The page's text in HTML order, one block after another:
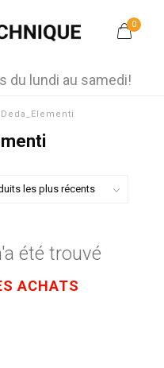
0
du lundi au samedi!
Deda_Elementi
été trouvé
ACHATS